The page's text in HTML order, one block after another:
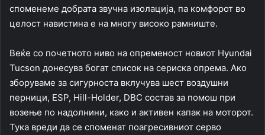
споменеме добрата звучна изолација, па комфорот во
целост навистина е на многу високо рамниште.
Веќе со почетното ниво на опременост новиот Hyundai
Tucson донесува богат список на сериска опрема. Ако
зборуваме за сигурноста вклучува шест воздушни
перници, ESP, Hill-Holder, DBC состав за помош при
возење по надолнини, како и активен капак на моторот.
Тука вреди да се споменат поагресивниот серво